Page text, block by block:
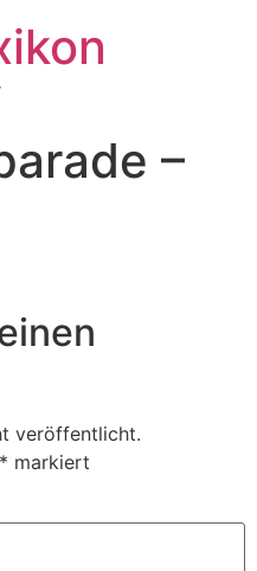
–
veröffentlicht.
* markiert